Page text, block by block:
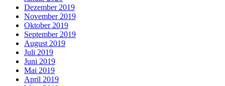
Dezember 2019
November 2019
Oktober 2019
September 2019
August 2019
Juli 2019
Juni 2019
Mai 2019
April 2019